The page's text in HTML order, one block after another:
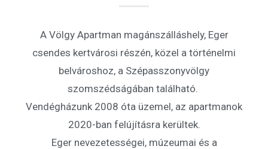
A Völgy Apartman magánszálláshely, Eger
csendes kertvárosi részén, közel a történelmi
belvároshoz, a Szépasszonyvölgy
szomszédságában található.
Vendégházunk 2008 óta üzemel, az apartmanok
2020-ban felújításra kerültek.
Eger nevezetességei, múzeumai és a